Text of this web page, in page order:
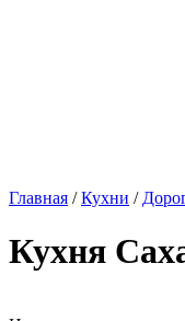
Главная /Кухни /
Кухня